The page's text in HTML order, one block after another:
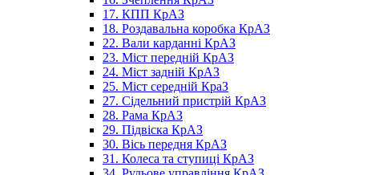
17. КПП КрАЗ
18. Роздавальна коробка КрАЗ
22. Вали карданні КрАЗ
23. Міст передній КрАЗ
24. Міст задній КрАЗ
25. Міст середній КраЗ
27. Сідельний пристрій КрАЗ
28. Рама КрАЗ
29. Підвіска КрАЗ
30. Вісь передня КрАЗ
31. Колеса та ступиці КрАЗ